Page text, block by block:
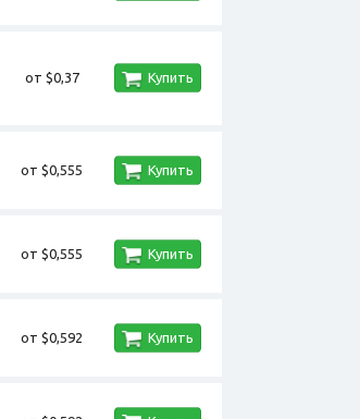
от $0,37 Купить
от $0,555 Купить
от $0,555 Купить
от $0,592 Купить